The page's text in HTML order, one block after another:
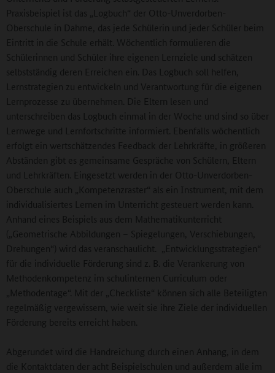
Praxisbeispiel ist das „Logbuch“ der Otto-Unverdorben-
Oberschule in Dahme, das jede Schülerin und jeder Schüler beim
Eintritt in die Schule erhält. Wöchentlich formulieren die
Schülerinnen und Schüler ihre eigenen Lernziele und schätzen
selbstständig deren Erreichen ein. Das Logbuch soll helfen,
Lernstrategien zu entwickeln und Verantwortung für die eigenen
Lernprozesse zu übernehmen. Die Eltern lesen und
unterschreiben das Logbuch einmal in der Woche und sind so über
Lernwege und Lernfortschritte informiert. Ebenfalls wöchentlich
erfolgt ein wertschätzendes Feedback der Lehrkräfte, in größeren
Abständen gibt es gemeinsame Gespräche von Schülern, Eltern
und Lehrkräften. Eingesetzt werden in der Otto-Unverdorben-
Oberschule auch „Kompetenzraster“ als ein Instrument, mit dem
individualisiertes Lernen im Unterricht gesteuert werden kann.
Anhand eines Beispiels aus dem Mathematikunterricht
(„Geometrische Abbildungen – Spiegelungen, Verschiebungen,
Drehungen“) wird das veranschaulicht. „Entwicklungsstrategien“
für die individuelle Förderung sind z. B. die Verankerung von
Methodenkompetenz im schulinternen Curriculum oder
„Methodentage“. Mit der „Checkliste“ können sich alle Beteiligten
regelmäßig vergewissern, wie weit sie ihre Ziele der individuellen
Förderung bereits erreicht haben.
Abgerundet wird die Handreichung durch einen Anhang, in dem
die Kontaktdaten der acht Beispielschulen und außerdem alle im